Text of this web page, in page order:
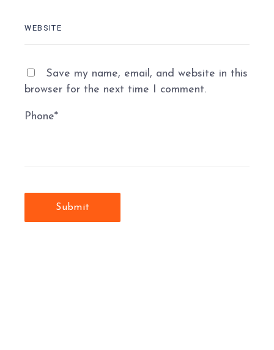
Save my name, email, and website in this
browser for the next time I comment.
Phone*
Submit